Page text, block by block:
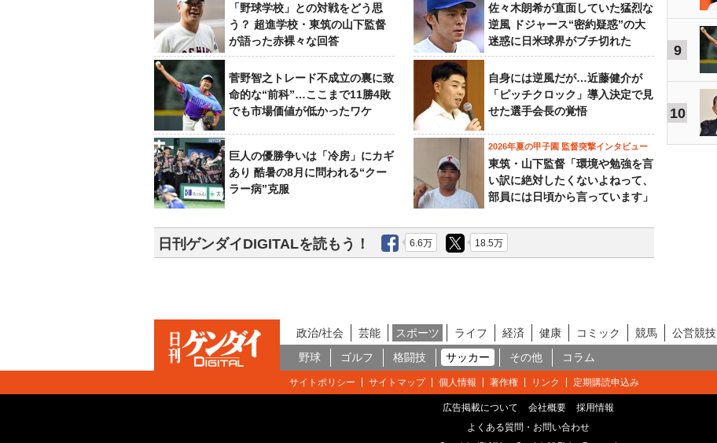
「野球学校」との対戦をどう思
う？ 超進学校・東筑の山下監督
が語った赤裸々な回答
佐々木朗希が直面していた猛烈な
逆風 ドジャース“密約疑惑”の大
迷惑に日米球界がブチ切れた
菅野智之トレード不成立の裏に致
命的な“前科”…ここまで11勝4敗
でも市場価値が低かったワケ
自身には逆風だが…近藤健介が
「ピッチクロック」導入決定で見
せた選手会長の覚悟
巨人の優勝争いは「冷房」にカギ
あり 酷暑の8月に問われる“クー
ラー病”克服
2026年夏の甲子園 監督突撃インタビュー
東筑・山下監督「環境や勉強を言
い訳に絶対したくないよねって、
部員には日頃から言っています」
日刊ゲンダイDIGITALを読もう！ 6.6万 18.5万
9
10
政治/社会 芸能 スポーツ ライフ 経済 健康 コミック 競馬 公営競技
野球
ゴルフ 格闘技 サッカー その他 コラム
サイトポリシー サイトマップ 個人情報 著作権 リンク 定期購読申込み
広告掲載について 会社概要
採用情報
よくある質問・お問い合わせ